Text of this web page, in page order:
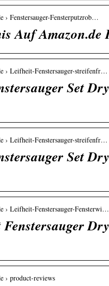
› Fenstersauger-Fensterputzrob…
Auf
› Leifheit-Fenstersauger-streifenfr…
Set
› Leifheit-Fenstersauger-streifenfr…
Set
› Leifheit-Fenstersauger-Fensterwi…
› product-reviews